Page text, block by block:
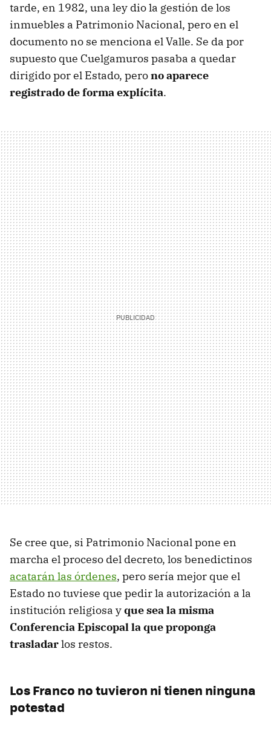
tarde, en 1982, una ley dio la gestión de los
inmuebles a Patrimonio Nacional, pero en el
documento no se menciona el Valle. Se da por
supuesto que Cuelgamuros pasaba a quedar
dirigido por el Estado, perono aparece
registrado de forma explícita.
Se cree que, si Patrimonio Nacional pone en
marcha el proceso del decreto, los benedictinos
acatarán las órdenes, pero sería mejor que el
Estado no tuviese que pedir la autorización a la
institución religiosa yque sea la misma
Conferencia Episcopal la que proponga
trasladarlos restos.
Los Franco no tuvieron ni tienen ninguna
potestad